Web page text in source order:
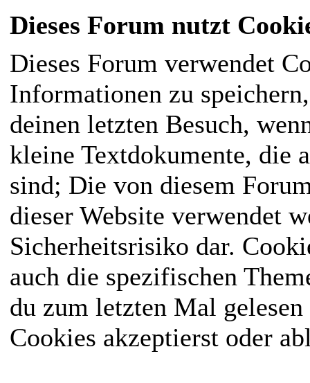
Dieses Forum nutzt
Dieses Forum verwendet
Informationen zu
deinen letzten Besuch,
kleine Textdokumente, die
sind; Die von diesem
dieser Website verwendet
Sicherheitsrisiko dar.
auch die spezifischen
du zum letzten Mal
Cookies akzeptierst oder